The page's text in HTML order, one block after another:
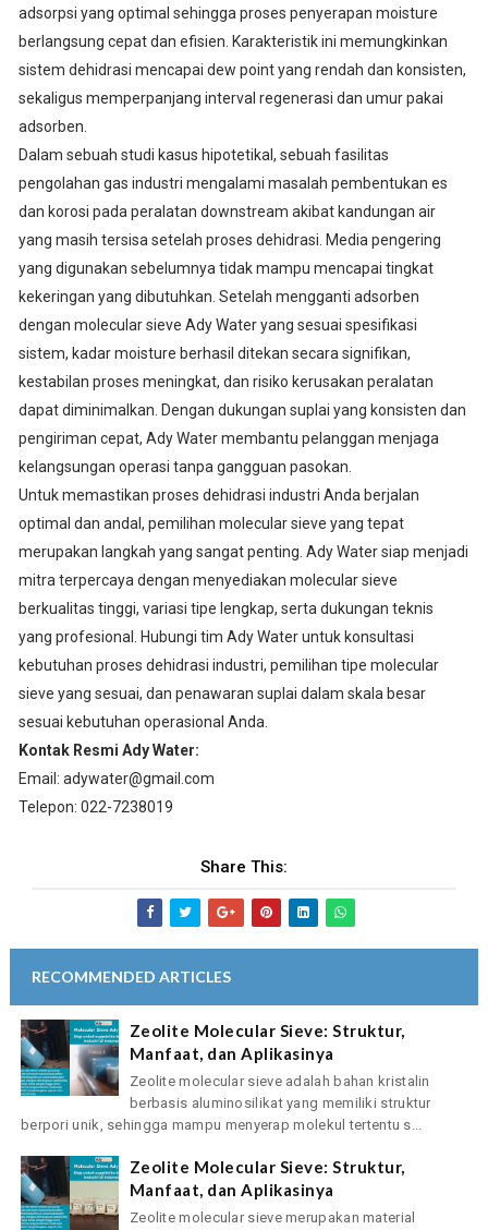
adsorpsi yang optimal sehingga proses penyerapan moisture
berlangsung cepat dan efisien. Karakteristik ini memungkinkan
sistem dehidrasi mencapai dew point yang rendah dan konsisten,
sekaligus memperpanjang interval regenerasi dan umur pakai
adsorben.
Dalam sebuah studi kasus hipotetikal, sebuah fasilitas
pengolahan gas industri mengalami masalah pembentukan es
dan korosi pada peralatan downstream akibat kandungan air
yang masih tersisa setelah proses dehidrasi. Media pengering
yang digunakan sebelumnya tidak mampu mencapai tingkat
kekeringan yang dibutuhkan. Setelah mengganti adsorben
dengan molecular sieve Ady Water yang sesuai spesifikasi
sistem, kadar moisture berhasil ditekan secara signifikan,
kestabilan proses meningkat, dan risiko kerusakan peralatan
dapat diminimalkan. Dengan dukungan suplai yang konsisten dan
pengiriman cepat, Ady Water membantu pelanggan menjaga
kelangsungan operasi tanpa gangguan pasokan.
Untuk memastikan proses dehidrasi industri Anda berjalan
optimal dan andal, pemilihan molecular sieve yang tepat
merupakan langkah yang sangat penting. Ady Water siap menjadi
mitra terpercaya dengan menyediakan molecular sieve
berkualitas tinggi, variasi tipe lengkap, serta dukungan teknis
yang profesional. Hubungi tim Ady Water untuk konsultasi
kebutuhan proses dehidrasi industri, pemilihan tipe molecular
sieve yang sesuai, dan penawaran suplai dalam skala besar
sesuai kebutuhan operasional Anda.
Kontak Resmi Ady Water:
Email: adywater@gmail.com
Telepon: 022-7238019
Share This:
RECOMMENDED ARTICLES
Zeolite Molecular Sieve: Struktur,
Manfaat, dan Aplikasinya
Zeolite molecular sieve adalah bahan kristalin
berbasis aluminosilikat yang memiliki struktur
berpori unik, sehingga mampu menyerap molekul tertentu s...
Zeolite Molecular Sieve: Struktur,
Manfaat, dan Aplikasinya
Zeolite molecular sieve merupakan material